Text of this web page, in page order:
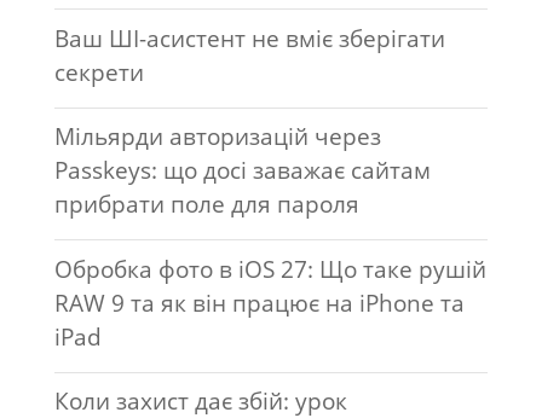
Ваш ШІ-асистент не вміє зберігати
секрети
Мільярди авторизацій через
Passkeys: що досі заважає сайтам
прибрати поле для пароля
Обробка фото в iOS 27: Що таке рушій
RAW 9 та як він працює на iPhone та
iPad
Коли захист дає збій: урок